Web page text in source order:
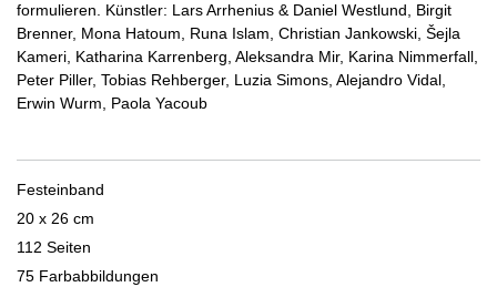
formulieren. Künstler: Lars Arrhenius & Daniel Westlund, Birgit
Brenner, Mona Hatoum, Runa Islam, Christian Jankowski, Šejla
Kameri, Katharina Karrenberg, Aleksandra Mir, Karina Nimmerfall,
Peter Piller, Tobias Rehberger, Luzia Simons, Alejandro Vidal,
Erwin Wurm, Paola Yacoub
Festeinband
20 x 26 cm
112 Seiten
75 Farbabbildungen